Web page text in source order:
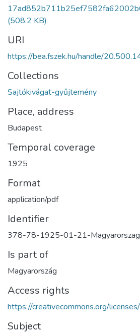
(508.2 KB)
URI
https://bea.fszek.hu/handle/
Collections
Sajtókivágat-gyűjtemény
Place, address
Budapest
Temporal coverage
1925
Format
application/pdf
Identifier
378-78-1925-01-21-
Is part of
Magyarország
Access rights
https://creativecommons.org/
Subject